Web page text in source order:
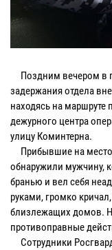
Поздним вечером в
задержания отдела
находясь на маршруте
дежурного центра
улицу Коминтерна.
Прибывшие на место
обнаружили мужчину,
бранью и вел себя
руками, громко
близлежащих домов.
противоправные
Сотрудники